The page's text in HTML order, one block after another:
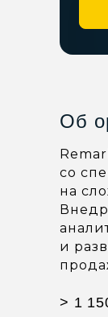
Об
со
на
и
> 1